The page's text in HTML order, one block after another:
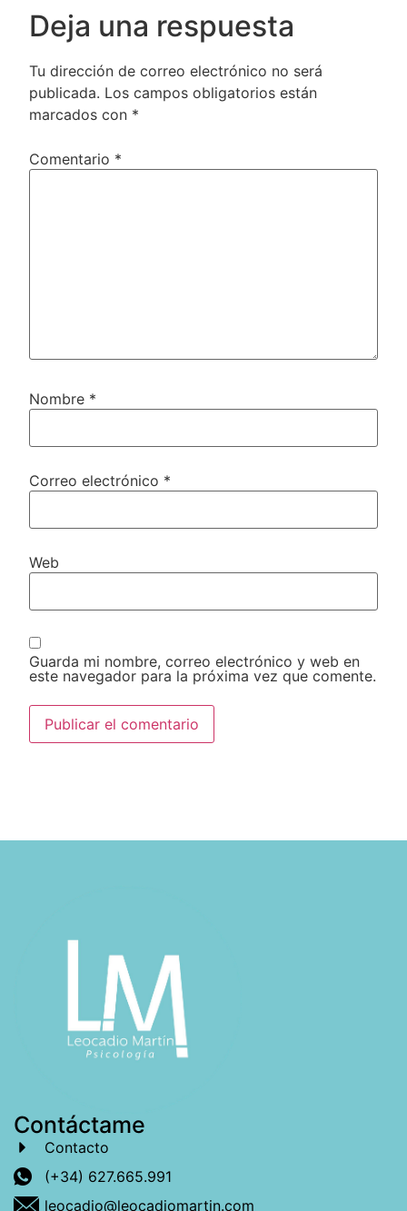
Deja una respuesta
Tu dirección de correo electrónico no será
publicada. Los campos obligatorios están
marcados con *
Comentario *
Nombre *
Correo electrónico *
Web
Guarda mi nombre, correo electrónico y web en
este navegador para la próxima vez que comente.
Contáctame
Contacto
(+34) 627.665.991
leocadio@leocadiomartin.com